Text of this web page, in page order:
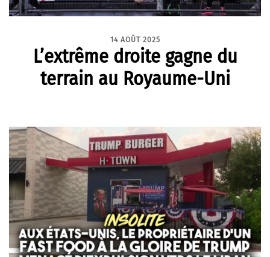
14 AOÛT 2025
L’extrême droite gagne du
terrain au Royaume-Uni